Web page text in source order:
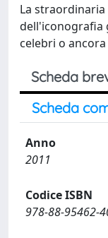
La
dell'iconografia
celebri o
Scheda
Scheda
Anno
2011
Codice ISBN
978-88-95462-